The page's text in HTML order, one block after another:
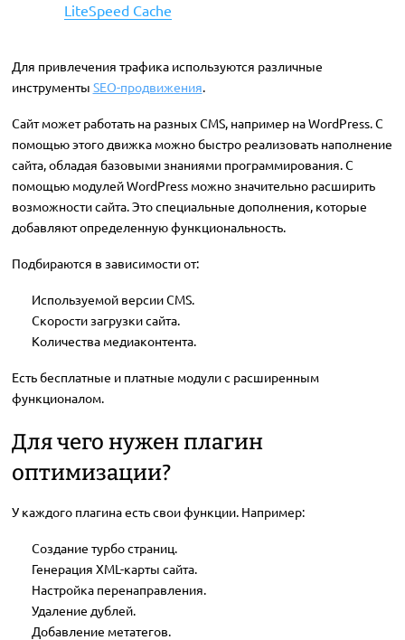
LiteSpeed ​​Cache
Для привлечения трафика используются различные
инструменты SEO-продвижения.
Сайт может работать на разных CMS, например на WordPress. С
помощью этого движка можно быстро реализовать наполнение
сайта, обладая базовыми знаниями программирования. С
помощью модулей WordPress можно значительно расширить
возможности сайта. Это специальные дополнения, которые
добавляют определенную функциональность.
Подбираются в зависимости от:
Используемой версии CMS.
Скорости загрузки сайта.
Количества медиаконтента.
Есть бесплатные и платные модули с расширенным
функционалом.
Для чего нужен плагин
оптимизации?
У каждого плагина есть свои функции. Например:
Создание турбо страниц.
Генерация XML-карты сайта.
Настройка перенаправления.
Удаление дублей.
Добавление метатегов.